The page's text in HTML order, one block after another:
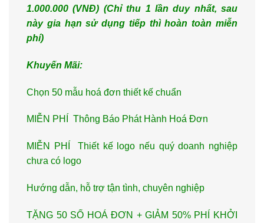
1.000.000 (VNĐ) (Chỉ thu 1 lần duy nhất, sau
này gia hạnsử dụng tiếp thì hoàn toàn miễn
phí)
Khuyến Mãi:
Chọn 50 mẫu hoá đơn thiết kế chuẩn
MIỄN PHÍ Thông Báo Phát Hành Hoá Đơn
MIỄN PHÍ Thiết kế logo nếu quý doanh nghiệp
chưa có logo
Hướng dẫn, hỗ trợ tận tình, chuyên nghiệp
TẶNG 50 SỐ HOÁ ĐƠN + GIẢM 50% PHÍ KHỞI